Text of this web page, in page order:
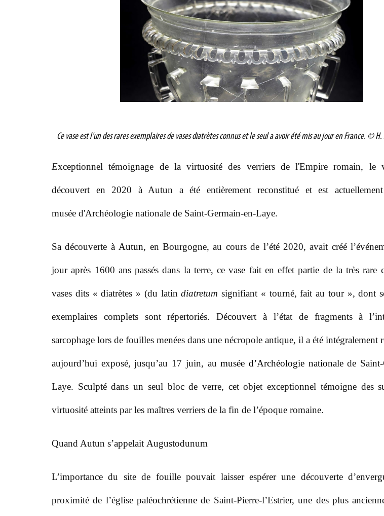
Ce vase est l'un des rares exemplaires de vases diatrètes connus et le seul a avoir été mis au jour en France. ©
Exceptionnel témoignage de la virtuosité des verriers de l'Empire romain, le
découvert en 2020 à Autun a été entièrement reconstitué et est
musée d'Archéologie nationale de Saint-Germain-en-Laye.
Sa découverte à Autun, en Bourgogne, au cours de l’été 2020, avait créé
jour après 1600 ans passés dans la terre, ce vase fait en effet partie de la très rare
vases dits « diatrètes » (du latindiatretumsignifiant « tourné, fait au tour », dont
exemplaires complets sont répertoriés. Découvert à l’état de fragments à
sarcophage lors de fouilles menées dans une nécropole antique, il a été intégralement
aujourd’hui exposé, jusqu’au 17 juin, aumusée d’Archéologie nationalede
Laye. Sculpté dans un seul bloc de verre, cet objet exceptionnel témoigne des
virtuosité atteints par les maîtres verriers de la fin de l’époque romaine.
Quand Autun s’appelait Augustodunum
L’importance du site de fouille pouvait laisser espérer une découverte
proximité de l’églisepaléochrétienne de Saint-Pierre-l’Estrier, une des plus